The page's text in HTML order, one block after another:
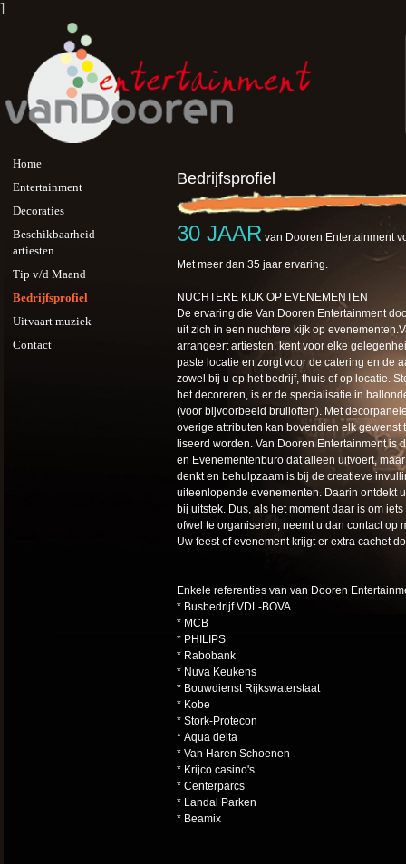
]
Home
Entertainment
Decoraties
Beschikbaarheid
artiesten
Tip v/d Maand
Bedrijfsprofiel
Uitvaart muziek
Contact
Bedrijfsprofiel
30 JAAR van Dooren Entertainment
Met meer dan 35 jaar ervaring.
NUCHTERE KIJK OP EVENEMENTEN
De ervaring die Van Dooren Entertainment
uit zich in een nuchtere kijk op
arrangeert artiesten, kent voor elke
paste locatie en zorgt voor de catering en de
zowel bij u op het bedrijf, thuis of op locatie.
het decoreren, is er de specialisatie in
(voor bijvoorbeeld bruiloften). Met
overige attributen kan bovendien elk gewenst
liseerd worden. Van Dooren Entertainment is
en Evenementenburo dat alleen uitvoert,
denkt en behulpzaam is bij de creatieve
uiteenlopende evenementen. Daarin ontdekt
bij uitstek. Dus, als het moment daar is om
ofwel te organiseren, neemt u dan contact op
Uw feest of evenement krijgt er extra cachet
Enkele referenties van van Dooren
* Busbedrijf VDL-BOVA
* MCB
* PHILIPS
* Rabobank
* Nuva Keukens
* Bouwdienst Rijkswaterstaat
* Kobe
* Stork-Protecon
* Aqua delta
* Van Haren Schoenen
* Krijco casino's
* Centerparcs
* Landal Parken
* Beamix